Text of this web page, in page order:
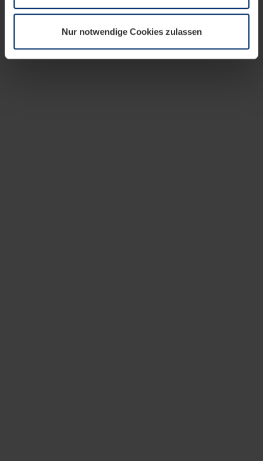
wir Ihre Erlaubnis. Ihre Einwilligung können Sie jederzeit
Datenschutzerklärungunserer Website ändern oder
widerrufen.
Nur notwendige Cookies zulassen